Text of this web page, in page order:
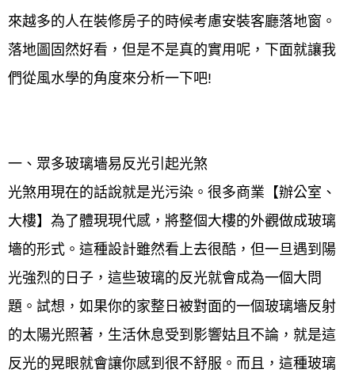
來越多的人在裝修房子的時候考慮安裝客廳落地窗。
落地圖固然好看，但是不是真的實用呢，下面就讓我
們從風水學的角度來分析一下吧!
一、眾多玻璃墻易反光引起光煞
光煞用現在的話說就是光污染。很多商業【辦公室、
大樓】為了體現現代感，將整個大樓的外觀做成玻璃
墻的形式。這種設計雖然看上去很酷，但一旦遇到陽
光強烈的日子，這些玻璃的反光就會成為一個大問
題。試想，如果你的家整日被對面的一個玻璃墻反射
的太陽光照著，生活休息受到影響姑且不論，就是這
反光的晃眼就會讓你感到很不舒服。而且，這種玻璃